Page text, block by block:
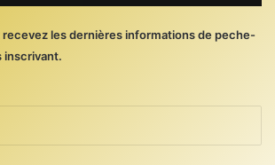
les dernières informations de peche-
inscrivant.